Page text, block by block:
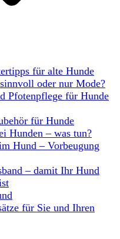
für alte Hunde
oder nur Mode?
Pfotenpflege für Hunde
für Hunde
Hunden – was tun?
Hund – Vorbeugung
– damit Ihr Hund
für Sie und Ihren